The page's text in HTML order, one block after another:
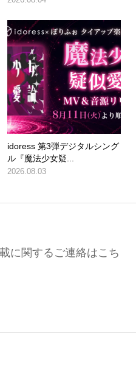
idoress 第3弾デジタルシング
ル『魔法少女疑...
2026.08.03
に関するご連絡はこち